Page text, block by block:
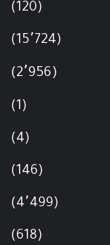
(120)
(15٬724)
(2٬956)
(1)
(4)
(146)
(4٬499)
(618)